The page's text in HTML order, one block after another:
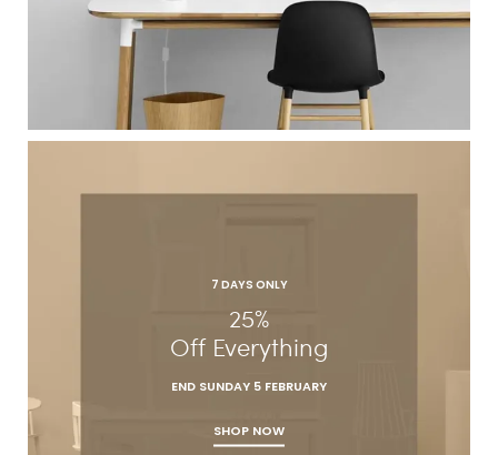
7 DAYS ONLY
25%
Off Everything
END SUNDAY 5 FEBRUARY
SHOP NOW